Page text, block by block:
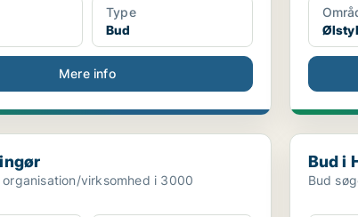
Type
Bud
Mere info
virksomhed i 3000
Bud i
Bud i
Bud